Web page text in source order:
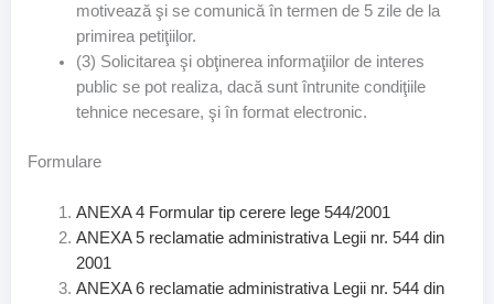
motivează şi se comunică în termen de 5 zile de la
primirea petiţiilor.
(3) Solicitarea şi obţinerea informaţiilor de interes
public se pot realiza, dacă sunt întrunite condiţiile
tehnice necesare, şi în format electronic.
Formulare
ANEXA 4 Formular tip cerere lege 544/2001
ANEXA 5 reclamatie administrativa Legii nr. 544 din
2001
ANEXA 6 reclamatie administrativa Legii nr. 544 din